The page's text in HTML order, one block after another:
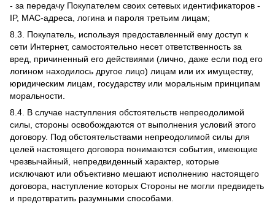
- за передачу Покупателем своих сетевых идентификаторов -
IP, MAC-адреса, логина и пароля третьим лицам;
8.3. Покупатель, используя предоставленный ему доступ к
сети Интернет, самостоятельно несет ответственность за
вред, причиненный его действиями (лично, даже если под его
логином находилось другое лицо) лицам или их имуществу,
юридическим лицам, государству или моральным принципам
моральности.
8.4. В случае наступления обстоятельств непреодолимой
силы, стороны освобождаются от выполнения условий этого
договору. Под обстоятельствами непреодолимой силы для
целей настоящего договора понимаются события, имеющие
чрезвычайный, непредвиденный характер, которые
исключают или объективно мешают исполнению настоящего
договора, наступление которых Стороны не могли предвидеть
и предотвратить разумными способами.